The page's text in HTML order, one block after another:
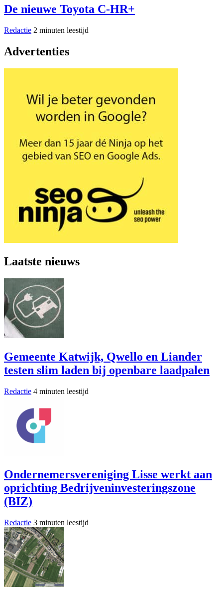
De nieuwe Toyota C-HR+
Redactie 2 minuten leestijd
Advertenties
Laatste nieuws
Gemeente Katwijk, Qwello en Liander
testen slim laden bij openbare laadpalen
Redactie 4 minuten leestijd
Ondernemersvereniging Lisse werkt aan
oprichting Bedrijveninvesteringszone
(BIZ)
Redactie 3 minuten leestijd